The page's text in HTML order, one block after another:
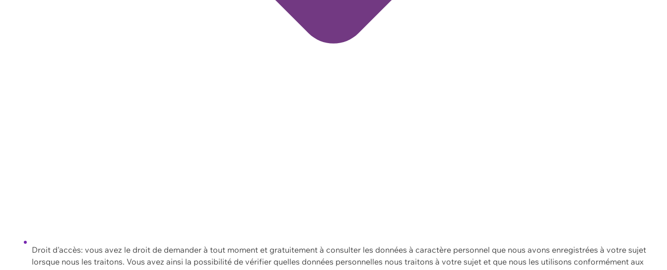
Droit d'accès: vous avez le droit de demander à tout moment et gratuitement à consulter les données à caractère personnel que nous avons enregistrées à votre sujet
lorsque nous les traitons. Vous avez ainsi la possibilité de vérifier quelles données personnelles nous traitons à votre sujet et que nous les utilisons conformément aux